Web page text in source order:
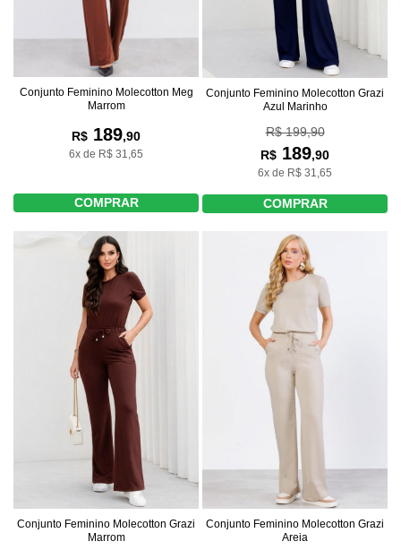
Conjunto Feminino Molecotton Meg
Marrom
R$ 189,90
6x de R$ 31,65
COMPRAR
Conjunto Feminino Molecotton Grazi
Azul Marinho
R$ 199,90
R$ 189,90
6x de R$ 31,65
COMPRAR
Conjunto Feminino Molecotton Grazi
Marrom
Conjunto Feminino Molecotton Grazi
Areia